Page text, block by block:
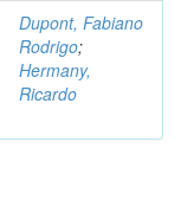
Dupont, Fabiano
Rodrigo;
Hermany,
Ricardo